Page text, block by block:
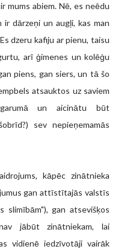
mums abiem. Nē, es neēdu
dārzeņi un augļi, kas man
dzeru kafiju ar pienu, taisu
arī ģimenes un kolēģu
piens, gan siers, un tā šo
atsauktos uz saviem
un aicinātu būt
sev nepieņemamās
kāpēc zinātnieka
gan attīstītajās valstīs
slimībām"), gan atsevišķos
jābūt zinātniekam, lai
vidienē iedzīvotāji vairāk